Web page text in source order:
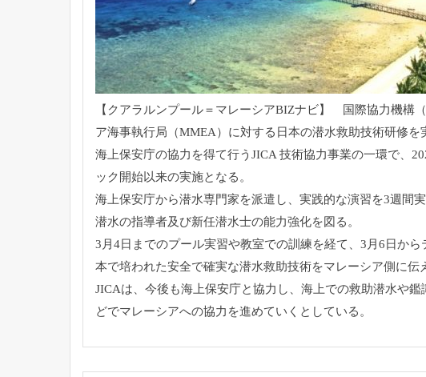
【クアラルンプール＝マレーシアBIZナビ】 国際協力機構
ア海事執行局（MMEA）に対する日本の潜水救助技術研修を
海上保安庁の協力を得て行うJICA 技術協力事業の一環で、
ック開始以来の実施となる。
海上保安庁から潜水専門家を派遣し、実践的な演習を3週間
潜水の指導者及び新任潜水士の能力強化を図る。
3月4日までのプール実習や教室での訓練を経て、3月6日か
本で培われた安全で確実な潜水救助技術をマレーシア側に伝
JICAは、今後も海上保安庁と協力し、海上での救助潜水や
どでマレーシアへの協力を進めていくとしている。